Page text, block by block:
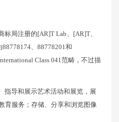
局注册的[AR]T Lab、[AR]T、
、88778201和
Class 041范畴，不过描
指导和展示艺术活动和展览，展
育服务；存储、分享和浏览图像